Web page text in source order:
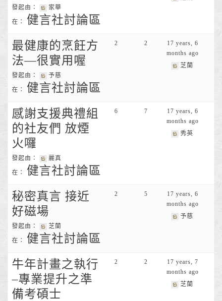
發起由： 家華
在： 健言社討論區
最健康的烹飪方
法—很實用喔
發起由： 予慈
在： 健言社討論區
2 2
17 years, 6
months ago
芝蘭
感謝支援典禮組
的社友們 放煙
火囉
發起由： 麗真
在： 健言社討論區
6 7
17 years, 6
months ago
秀英
秘密真言 接近
好磁場
發起由： 芝蘭
在： 健言社討論區
2 5
17 years, 6
months ago
予慈
牛年計畫之執行
–專業提升之準
備考碩士
2 2
17 years, 7
months ago
芝蘭